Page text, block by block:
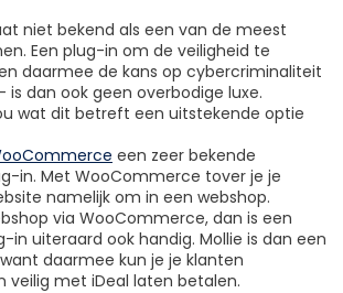
niet bekend als een van de meest
Een plug-in om de veiligheid te
daarmee de kans op cybercriminaliteit
is dan ook geen overbodige luxe.
wat dit betreft een uitstekende optie
een zeer bekende
in. Met WooCommerce tover je je
namelijk om in een webshop.
via WooCommerce, dan is een
in uiteraard ook handig. Mollie is dan een
daarmee kun je je klanten
veilig met iDeal laten betalen.